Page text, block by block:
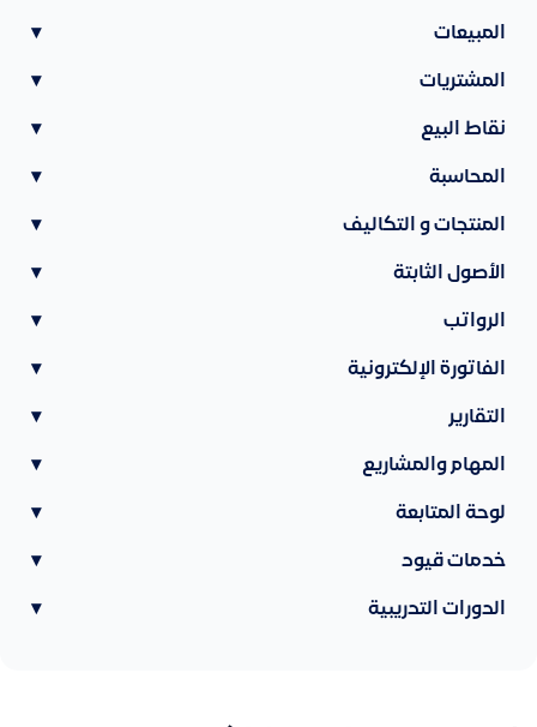
المبيعات ▾
المشتريات ▾
نقاط البيع ▾
المحاسبة ▾
المنتجات و التكاليف ▾
الأصول الثابتة ▾
الرواتب ▾
الفاتورة الإلكترونية ▾
التقارير ▾
المهام والمشاريع ▾
لوحة المتابعة ▾
خدمات قيود ▾
الدورات التدريبية ▾